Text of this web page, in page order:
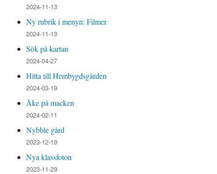
2024-11-13
Ny rubrik i menyn: Filmer
2024-11-13
Sök på kartan
2024-04-27
Hitta till Hembygdsgården
2024-03-19
Åke på macken
2024-02-11
Nybble gård
2023-12-19
Nya klassfoton
2023-11-29